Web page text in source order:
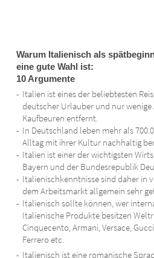
Warum Italienisch als
eine gute Wahl ist:
10 Argumente
Italien ist eines der beliebtesten
deutscher Urlauber und nur
Kaufbeuren entfernt.
In Deutschland leben mehr als
Alltag mit ihrer Kultur nachhaltig
Italien ist einer der wichtigsten
Bayern und der Bundesrepublik
Italienischkenntnisse sind daher in
dem Arbeitsmarkt allgemein sehr
Italienisch sollte können, wer
Italienische Produkte besitzen
Cinquecento, Armani, Versace,
Ferrero etc.
Italienisch ist eine romanische